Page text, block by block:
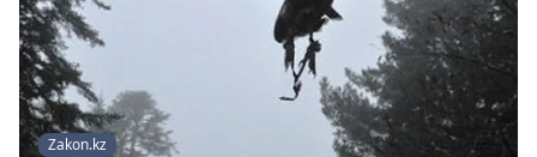
Zakon.kz